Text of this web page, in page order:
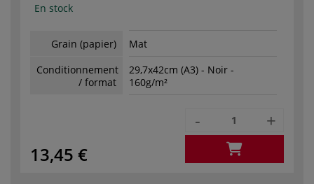
En stock
Grain (papier)
Mat
Conditionnement
/ format
29,7x42cm (A3) - Noir -
160g/m²
13,45 €
- +